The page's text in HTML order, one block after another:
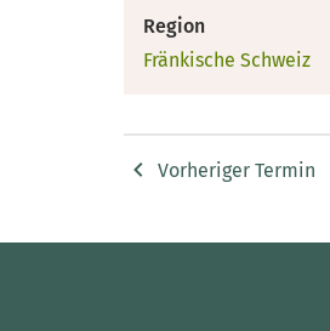
Region
Fränkische Schweiz
Vorheriger Termin